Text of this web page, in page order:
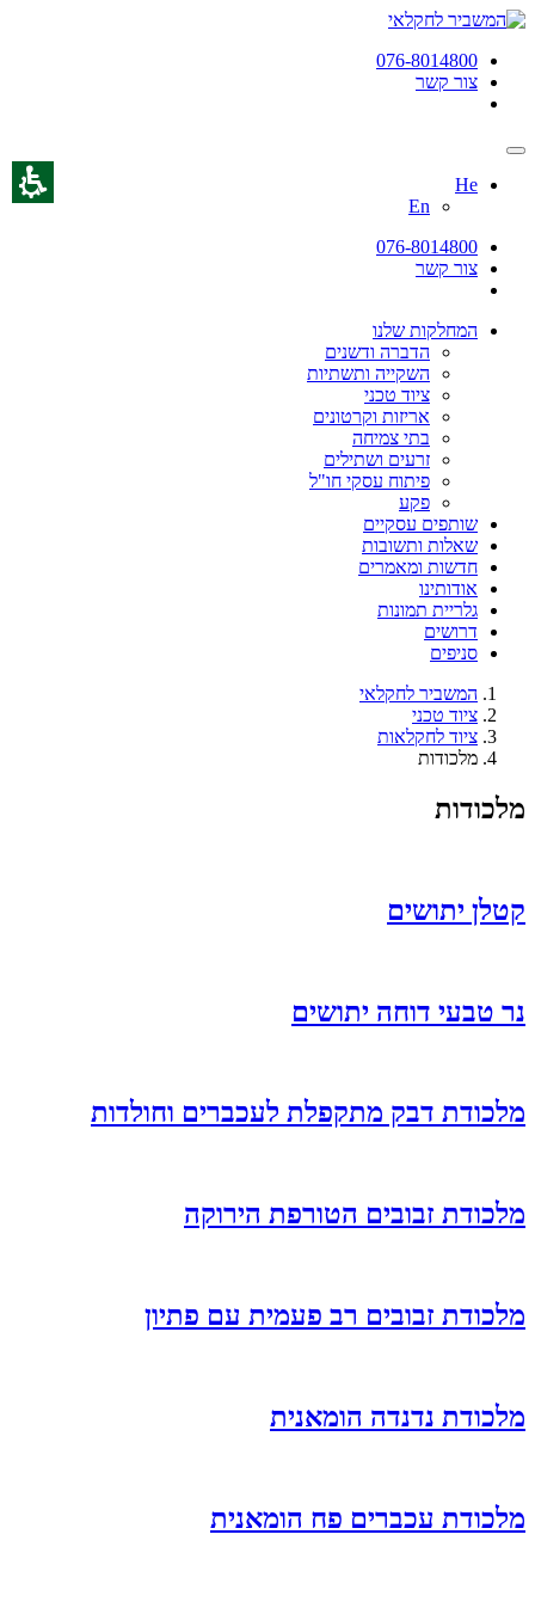
076-8014800
צור קשר
He
En
076-8014800
צור קשר
המחלקות שלנו
הדברה ודשנים
השקייה ותשתיות
ציוד טכני
אריזות וקרטונים
בתי צמיחה
זרעים ושתילים
פיתוח עסקי חו"ל
פקע
שותפים עסקיים
שאלות ותשובות
חדשות ומאמרים
אודותינו
גלריית תמונות
דרושים
סניפים
המשביר לחקלאי
ציוד טכני
ציוד לחקלאות
מלכודות
מלכודות
קטלן יתושים
נר טבעי דוחה יתושים
מלכודת דבק מתקפלת לעכברים וחולדות
מלכודת זבובים הטורפת הירוקה
מלכודת זבובים רב פעמית עם פתיון
מלכודת נדנדה הומאנית
מלכודת עכברים פח הומאנית